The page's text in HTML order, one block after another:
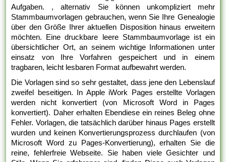
Aufgaben. , alternativ Sie können unkompliziert mehr
Stammbaumvorlagen gebrauchen, wenn Sie Ihre Genealogie
über den Größe Ihrer aktuellen Disposition hinaus erweitern
möchten. Eine druckbare leere Stammbaumvorlage ist ein
übersichtlicher Ort, an seinem wichtige Informationen unter
einsatz von Ihre Vorfahren gespeichert und in einem
tragbaren, leicht lesbaren Format aufbewahrt werden.
Die Vorlagen sind so sehr gestaltet, dass jene den Lebenslauf
zweifel beseitigen. In Apple iWork Pages erstellte Vorlagen
werden nicht konvertiert (von Microsoft Word in Pages
konvertiert). Daher erhalten Ebendiese ein reines Beleg ohne
Fehler. Vorlagen, die tatsächlich darüber hinaus Pages erstellt
wurden und keinen Konvertierungsprozess durchlaufen (von
Microsoft Word zu Pages-Konvertierung), erhalten Sie die
reine, fehlerfreie Webseite. Sie haben viele Gesichter und